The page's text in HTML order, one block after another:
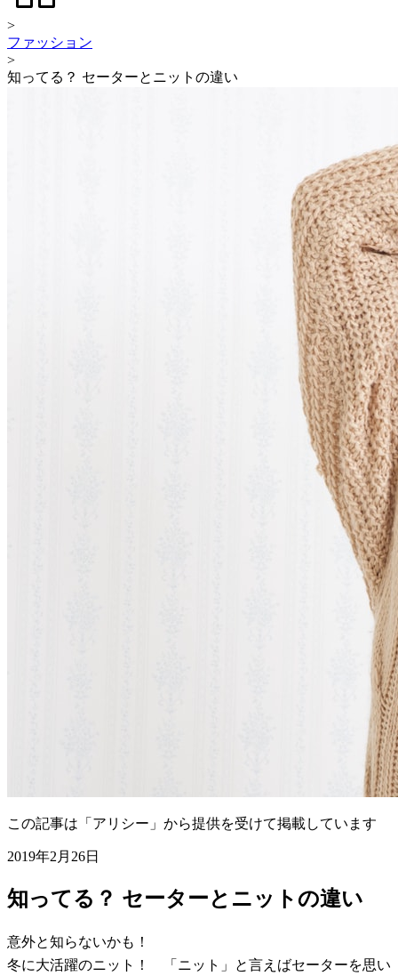
>
ファッション
>
知ってる？ セーターとニットの違い
この記事は「アリシー」から提供を受けて掲載しています
2019年2月26日
知ってる？ セーターとニットの違い
意外と知らないかも！
冬に大活躍のニット！ 「ニット」と言えばセーターを思い